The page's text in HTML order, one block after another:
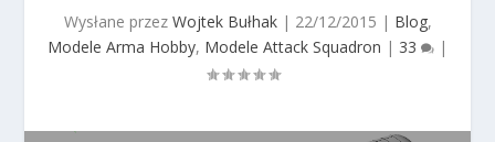
Wysłane przez Wojtek Bułhak| 22/12/2015 | Blog,
Modele Arma Hobby, Modele Attack Squadron | 33 |